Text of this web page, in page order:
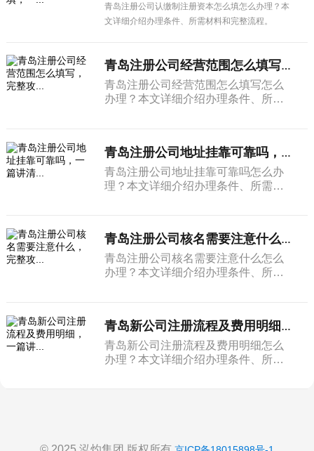
青岛注册公司认缴制注册资本怎么填怎么办理？本
文详细介绍办理条件、所需材料和完整流程。
青岛注册公司经营范围怎么填写，完整攻...
青岛注册公司经营范围怎么填写怎么
办理？本文详细介绍办理条件、所需
青岛注册公司地址挂靠可靠吗，一篇讲清...
青岛注册公司地址挂靠可靠吗怎么办
理？本文详细介绍办理条件、所需材
青岛注册公司核名需要注意什么，完整攻...
青岛注册公司核名需要注意什么怎么
办理？本文详细介绍办理条件、所需
青岛新公司注册流程及费用明细，一篇讲...
青岛新公司注册流程及费用明细怎么
办理？本文详细介绍办理条件、所需